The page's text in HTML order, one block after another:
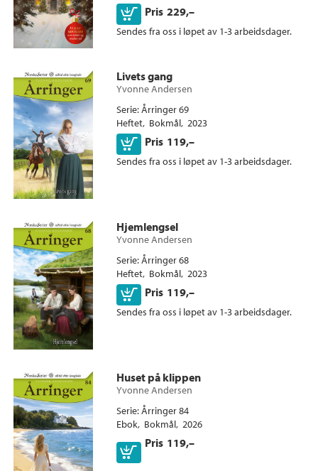
Pris 229,–
Kjøp
Sendes fra oss i løpet av 1-3 arbeidsdager.
Livets gang
Yvonne Andersen
Serie Årringer 69
Heftet Bokmål 2023
Pris 119,–
Kjøp
Sendes fra oss i løpet av 1-3 arbeidsdager.
Hjemlengsel
Yvonne Andersen
Serie Årringer 68
Heftet Bokmål 2023
Pris 119,–
Kjøp
Sendes fra oss i løpet av 1-3 arbeidsdager.
Ebok
Huset på klippen
Yvonne Andersen
Serie Årringer 84
Ebok Bokmål 2026
Pris 119,–